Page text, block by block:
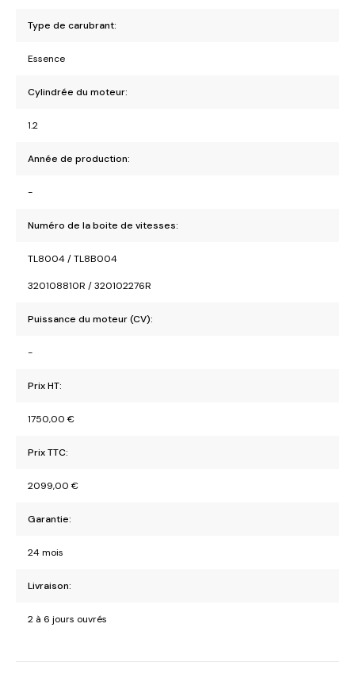
Type de carubrant:
Essence
Cylindrée du moteur:
1.2
Année de production:
-
Numéro de la boite de vitesses:
TL8004 / TL8B004
320108810R / 320102276R
Puissance du moteur (CV):
-
Prix HT:
1750,00 €
Prix TTC:
2099,00 €
Garantie:
24 mois
Livraison:
2 à 6 jours ouvrés